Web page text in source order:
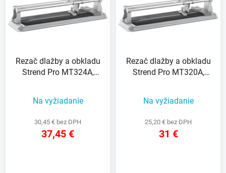
Rezač dlažby a obkladu
Strend Pro MT324A,
Na vyžiadanie
30,45 € bez DPH
37,45 €
Rezač dlažby a obkladu
Strend Pro MT320A,
Na vyžiadanie
25,20 € bez DPH
31 €